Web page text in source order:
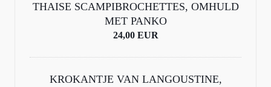
THAISE SCAMPIBROCHETTES, OMHULD
MET PANKO
24,00 EUR
KROKANTJE VAN LANGOUSTINE,